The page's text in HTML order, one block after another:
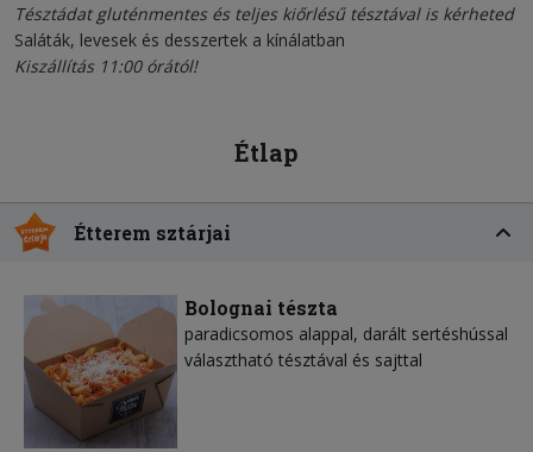
Tésztádat gluténmentes és teljes kiőrlésű tésztával is kérheted
Saláták, levesek és desszertek a kínálatban
Kiszállítás 11:00 órától!
Étlap
Étterem sztárjai
Bolognai tészta
paradicsomos alappal, darált sertéshússal
választható tésztával és sajttal